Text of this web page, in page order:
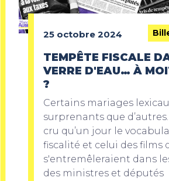
25 octobre 2024
TEMPÊTE FISCALE
VERRE D'EAU… À
?
Certains mariages
surprenants que
cru qu’un jour le
fiscalité et celui des films
s'entremêleraient dans
des ministres et députés